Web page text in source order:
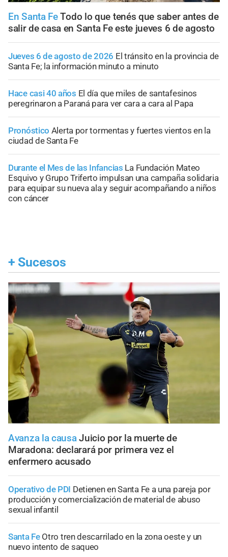
En Santa Fe Todo lo que tenés que saber antes de
salir de casa en Santa Fe este jueves 6 de agosto
Jueves 6 de agosto de 2026 El tránsito en la provincia de
Santa Fe; la información minuto a minuto
Hace casi 40 años El día que miles de santafesinos
peregrinaron a Paraná para ver cara a cara al Papa
Pronóstico Alerta por tormentas y fuertes vientos en la
ciudad de Santa Fe
Durante el Mes de las Infancias La Fundación Mateo
Esquivo y Grupo Triferto impulsan una campaña solidaria
para equipar su nueva ala y seguir acompañando a niños
con cáncer
+ Sucesos
Avanza la causa Juicio por la muerte de
Maradona: declarará por primera vez el
enfermero acusado
Operativo de PDI Detienen en Santa Fe a una pareja por
producción y comercialización de material de abuso
sexual infantil
Santa Fe Otro tren descarrilado en la zona oeste y un
nuevo intento de saqueo